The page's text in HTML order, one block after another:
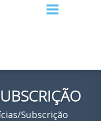
Subscrição